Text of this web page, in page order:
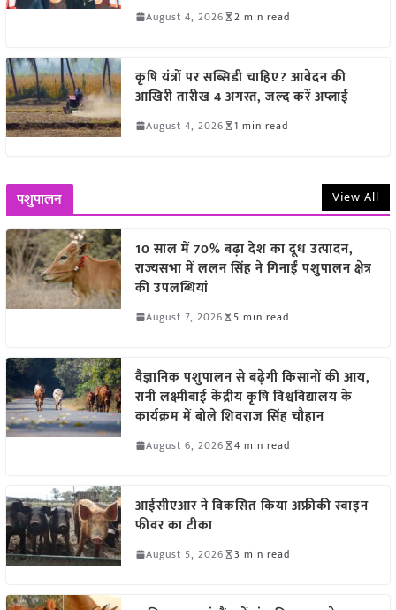
August 4, 2026 2 min read
कृषि यंत्रों पर सब्सिडी चाहिए? आवेदन की
आखिरी तारीख 4 अगस्त, जल्द करें अप्लाई
August 4, 2026 1 min read
पशुपालन View All
10 साल में 70% बढ़ा देश का दूध उत्पादन,
राज्यसभा में ललन सिंह ने गिनाईं पशुपालन क्षेत्र
की उपलब्धियां
August 7, 2026 5 min read
वैज्ञानिक पशुपालन से बढ़ेगी किसानों की आय,
रानी लक्ष्मीबाई केंद्रीय कृषि विश्वविद्यालय के
कार्यक्रम में बोले शिवराज सिंह चौहान
August 6, 2026 4 min read
आईसीएआर ने विकसित किया अफ्रीकी स्वाइन
फीवर का टीका
August 5, 2026 3 min read